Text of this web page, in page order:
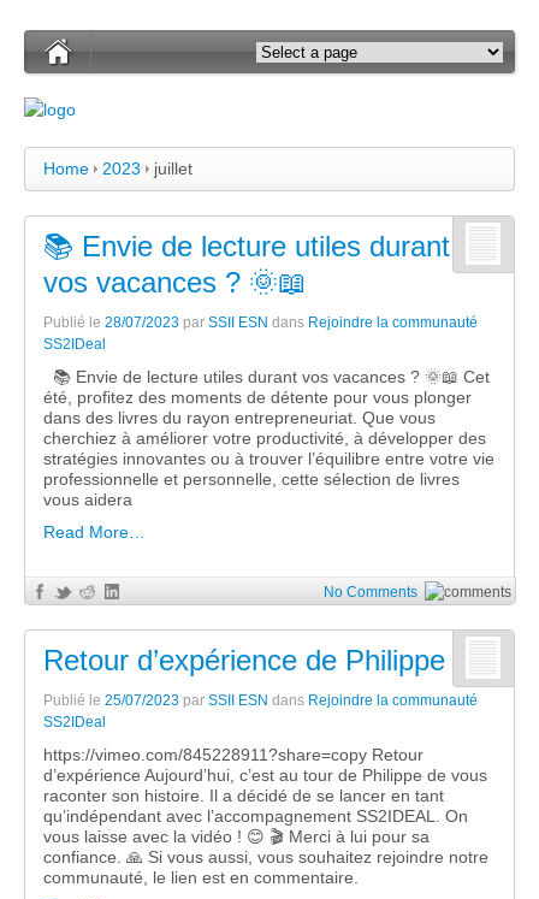
Home 2023 juillet
📚 Envie de lecture utiles durant
vos vacances ? 🌞📖
Publié le 28/07/2023 par SSII ESN dans Rejoindre la communauté
SS2IDeal
📚 Envie de lecture utiles durant vos vacances ? 🌞📖 Cet
été, profitez des moments de détente pour vous plonger
dans des livres du rayon entrepreneuriat. Que vous
cherchiez à améliorer votre productivité, à développer des
stratégies innovantes ou à trouver l’équilibre entre votre vie
professionnelle et personnelle, cette sélection de livres
vous aidera
Read More…
No Comments
Retour d’expérience de Philippe
Publié le 25/07/2023 par SSII ESN dans Rejoindre la communauté
SS2IDeal
https://vimeo.com/845228911?share=copy Retour
d’expérience Aujourd’hui, c’est au tour de Philippe de vous
raconter son histoire. Il a décidé de se lancer en tant
qu’indépendant avec l’accompagnement SS2IDEAL. On
vous laisse avec la vidéo ! 😊 🎬 Merci à lui pour sa
confiance. 🙏 Si vous aussi, vous souhaitez rejoindre notre
communauté, le lien est en commentaire.